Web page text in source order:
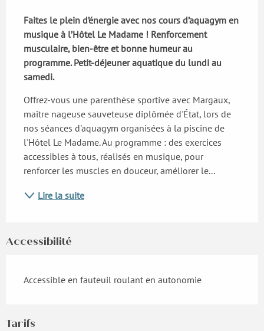
Faites le plein d’énergie avec nos cours d’aquagym en
musique à l’Hôtel Le Madame ! Renforcement
musculaire, bien-être et bonne humeur au
programme. Petit-déjeuner aquatique du lundi au
samedi.
Offrez-vous une parenthèse sportive avec Margaux,
maître nageuse sauveteuse diplômée d'État, lors de
nos séances d'aquagym organisées à la piscine de
l'Hôtel Le Madame. Au programme : des exercices
accessibles à tous, réalisés en musique, pour
renforcer les muscles en douceur, améliorer le...
Lire la suite
Accessibilité
Accessible en fauteuil roulant en autonomie
Tarifs